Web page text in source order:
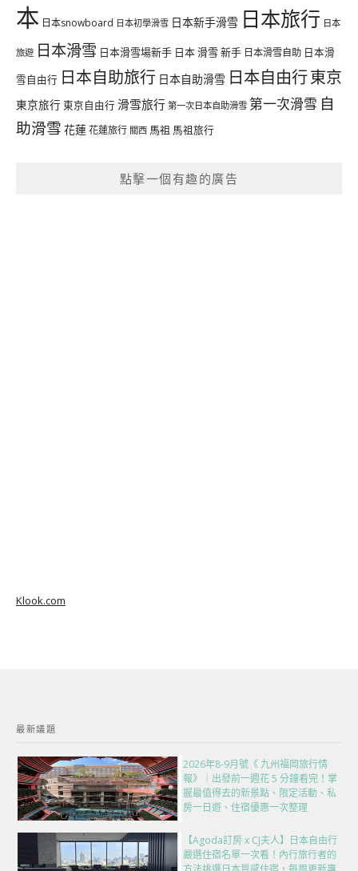
本 日本snowboard 日本初學滑雪 日本新手滑雪 日本旅行 日本
旅遊 日本滑雪 日本滑雪場新手 日本 滑雪 新手 日本滑雪自助 日本滑
雪自由行 日本自助旅行 日本自助滑雪 日本自由行東京
東京旅行 東京自由行 滑雪旅行 第一次日本自助滑雪 第一次滑雪 自
助滑雪 花蓮花蓮旅行 關西 馬祖 馬祖旅行
點擊一個有趣的廣告
Klook.com
最新議題
2026年8-9月號《 九州福岡旅行情
報》｜出發前一週花 5 分鐘看完！掌
握最值得去的新景點、限定活動、私
房一日遊、住宿優惠一次整理
【Agoda訂房 x CJ夫人】日本自由行
嚴選住宿名單一次看！內行旅行者的